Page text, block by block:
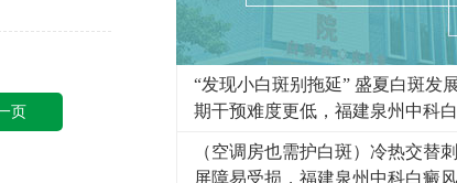
页
“发现小白斑别拖延” 盛夏白斑发
期干预难度更低，福建泉州中科
（空调房也需护白斑）冷热交替
屏障易受损，福建泉州中科白癜